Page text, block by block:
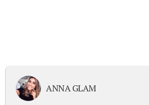
ANNA GLAM